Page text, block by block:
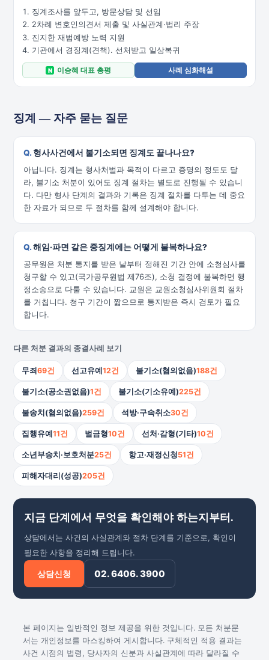
징계조사를 앞두고, 방문상담 및 선임
2차례 변호인의견서 제출 및 사실관계·법리 주장
진지한 재범예방 노력 지원
기관에서 경징계(견책). 선처받고 일상복귀
N 이승혜 대표 총평 사례 심화해설
징계 — 자주 묻는 질문
형사사건에서 불기소되면 징계도 끝나나요?
아닙니다. 징계는 형사처벌과 목적이 다르고 증명의 정도도 달
라, 불기소 처분이 있어도 징계 절차는 별도로 진행될 수 있습니
다. 다만 형사 단계의 결과와 기록은 징계 절차를 다투는 데 중요
한 자료가 되므로 두 절차를 함께 설계해야 합니다.
해임·파면 같은 중징계에는 어떻게 불복하나요?
공무원은 처분 통지를 받은 날부터 정해진 기간 안에 소청심사를
청구할 수 있고(국가공무원법 제76조), 소청 결정에 불복하면 행
정소송으로 다툴 수 있습니다. 교원은 교원소청심사위원회 절차
를 거칩니다. 청구 기간이 짧으므로 통지받은 즉시 검토가 필요
합니다.
다른 처분 결과의 종결사례 보기
무죄69건 선고유예12건 불기소(혐의없음)188건
불기소(공소권없음)1건 불기소(기소유예)225건
불송치(혐의없음)259건 석방·구속취소30건
집행유예11건 벌금형10건 선처·감형(기타)10건
소년부송치·보호처분25건 항고·재정신청51건
피해자대리(성공)205건
지금 단계에서 무엇을 확인해야 하는지부터.
상담에서는 사건의 사실관계와 절차 단계를 기준으로, 확인이
필요한 사항을 정리해 드립니다.
상담신청 02. 6406. 3900
본 페이지는 일반적인 정보 제공을 위한 것입니다. 모든 처분문
서는 개인정보를 마스킹하여 게시합니다. 구체적인 적용 결과는
사건 시점의 법령, 당사자의 신분과 사실관계에 따라 달라질 수